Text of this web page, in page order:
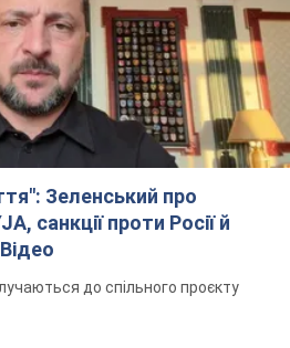
Зеленський про
санкції проти Росії й
до спільного проєкту